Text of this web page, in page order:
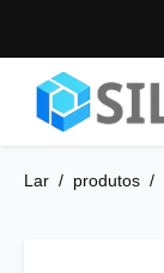
Lar / produtos /